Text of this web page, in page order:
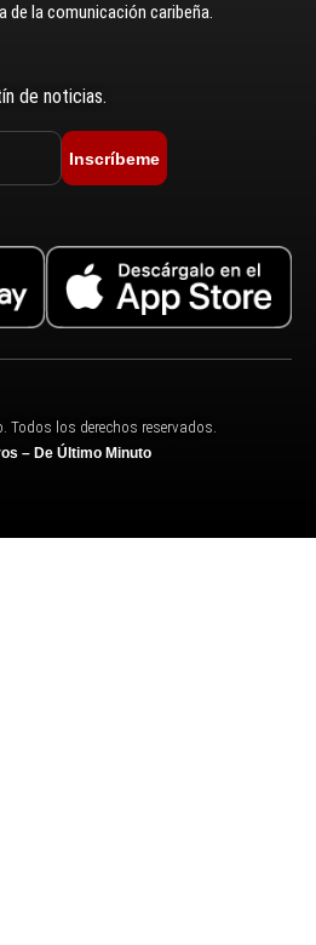
de la comunicación caribeña.
de noticias.
Inscríbeme
Todos los derechos reservados.
– De Último Minuto